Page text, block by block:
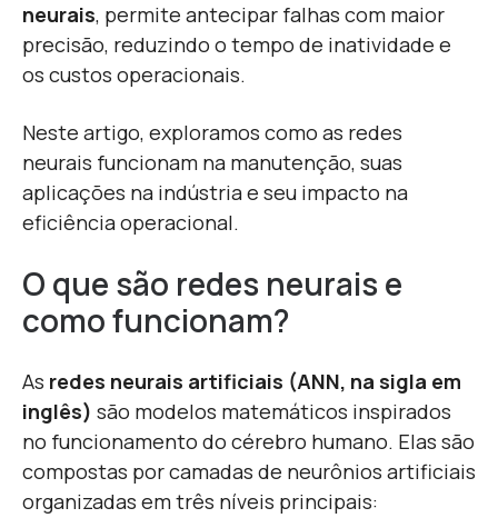
neurais, permite antecipar falhas com maior
precisão, reduzindo o tempo de inatividade e
os custos operacionais.
Neste artigo, exploramos como as redes
neurais funcionam na manutenção, suas
aplicações na indústria e seu impacto na
eficiência operacional.
O que são redes neurais e
como funcionam?
As redes neurais artificiais (ANN, na sigla em
inglês) são modelos matemáticos inspirados
no funcionamento do cérebro humano. Elas são
compostas por camadas de neurônios artificiais
organizadas em três níveis principais: